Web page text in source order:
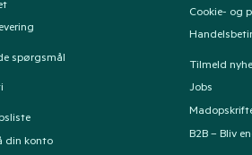
spørgsmål
din konto
Cookie- og
Tilmeld
Jobs
B2B – Bliv